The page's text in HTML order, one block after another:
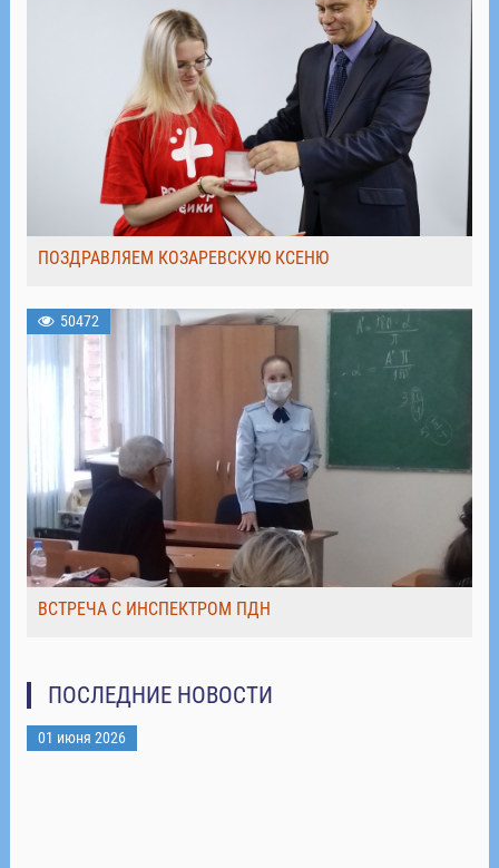
ПОЗДРАВЛЯЕМ КОЗАРЕВСКУЮ КСЕНЮ
50472
ВСТРЕЧА С ИНСПЕКТРОМ ПДН
ПОСЛЕДНИЕ НОВОСТИ
01 июня 2026